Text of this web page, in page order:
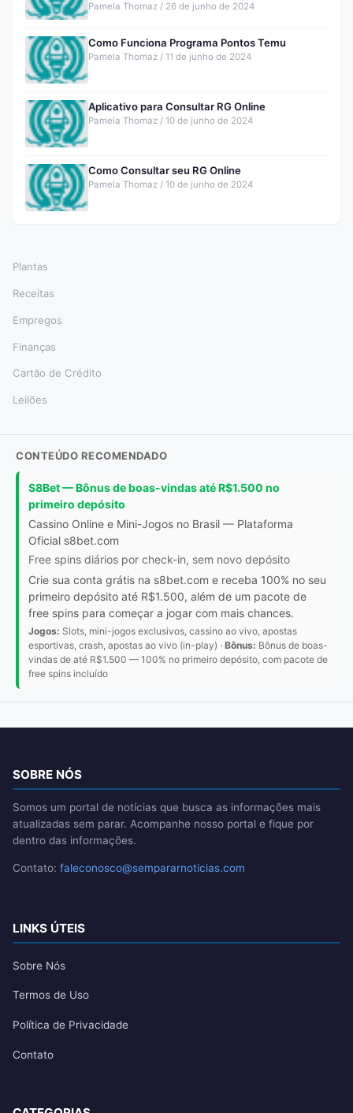
Pamela Thomaz / 26 de junho de 2024
Como Funciona Programa Pontos Temu
Pamela Thomaz / 11 de junho de 2024
Aplicativo para Consultar RG Online
Pamela Thomaz / 10 de junho de 2024
Como Consultar seu RG Online
Pamela Thomaz / 10 de junho de 2024
Plantas
Receitas
Empregos
Finanças
Cartão de Crédito
Leilões
CONTEÚDO RECOMENDADO
S8Bet — Bônus de boas-vindas até R$1.500 no
primeiro depósito
Cassino Online e Mini-Jogos no Brasil — Plataforma
Oficial s8bet.com
Free spins diários por check-in, sem novo depósito
Crie sua conta grátis na s8bet.com e receba 100% no seu
primeiro depósito até R$1.500, além de um pacote de
free spins para começar a jogar com mais chances.
Jogos: Slots, mini-jogos exclusivos, cassino ao vivo, apostas
esportivas, crash, apostas ao vivo (in-play) · Bônus: Bônus de boas-
vindas de até R$1.500 — 100% no primeiro depósito, com pacote de
free spins incluído
SOBRE NÓS
Somos um portal de notícias que busca as informações mais
atualizadas sem parar. Acompanhe nosso portal e fique por
dentro das informações.
Contato: faleconosco@sempararnoticias.com
LINKS ÚTEIS
Sobre Nós
Termos de Uso
Política de Privacidade
Contato